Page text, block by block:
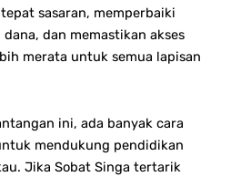
sasaran, memperbaiki
dan memastikan akses
merata untuk semua lapisan
ini, ada banyak cara
mendukung pendidikan
Jika Sobat Singa tertarik